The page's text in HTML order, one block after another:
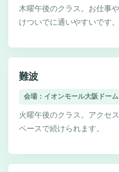
木曜午後のクラス。お仕事
けついでに通いやすいです。
難波
会場：イオンモール大阪ドー
火曜午後のクラス。アクセ
ペースで続けられます。